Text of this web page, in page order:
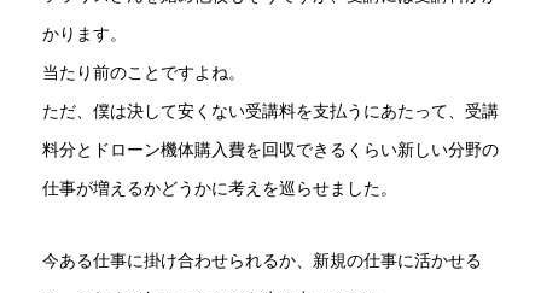
かります。
当たり前のことですよね。
ただ、僕は決して安くない受講料を支払うにあたって、受講
料分とドローン機体購入費を回収できるくらい新しい分野の
仕事が増えるかどうかに考えを巡らせました。
今ある仕事に掛け合わせられるか、新規の仕事に活かせる